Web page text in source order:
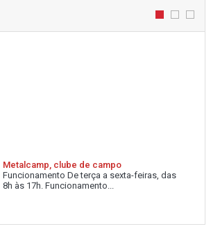
Metalcamp, clube de campo
Funcionamento De terça a sexta-feiras, das
8h às 17h. Funcionamento...